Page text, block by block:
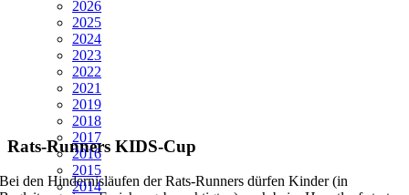
2026
2025
2024
2023
2022
2021
2019
2018
2017
2016
2015
2014
Rats-Runners KIDS-Cup
Bei den Hindernisläufen der Rats-Runners dürfen Kinder (in